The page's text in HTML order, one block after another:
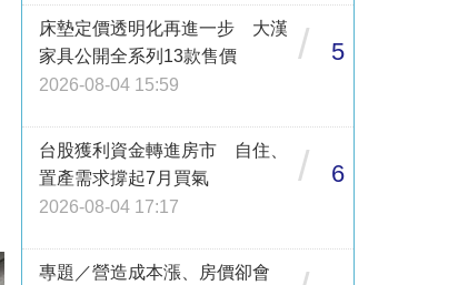
床墊定價透明化再進一步 大漢
家具公開全系列13款售價
2026-08-04 15:59
/ 5
台股獲利資金轉進房市 自住、
置產需求撐起7月買氣
2026-08-04 17:17
/ 6
專題／營造成本漲、房價卻會